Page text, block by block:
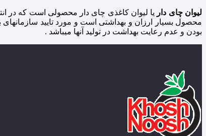
لیوان چای دار یا لیوان کاغذی چای دار محصولی است که در
محصول بسیار ارزان و بهداشتی است و مورد تایید
بودن و عدم رعایت بهداشت در تولید آنها میباشد .